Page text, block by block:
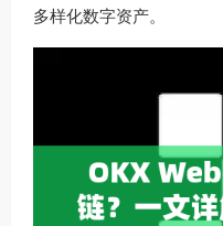
多样化数字资产。